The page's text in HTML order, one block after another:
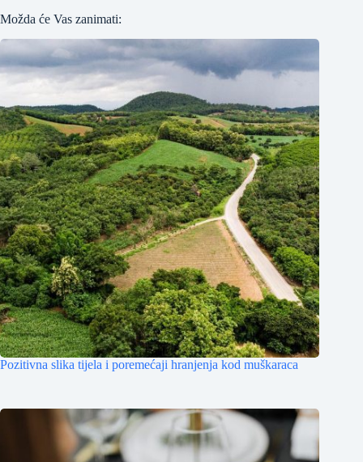
Možda će Vas zanimati:
Pozitivna slika tijela i poremećaji hranjenja kod muškaraca